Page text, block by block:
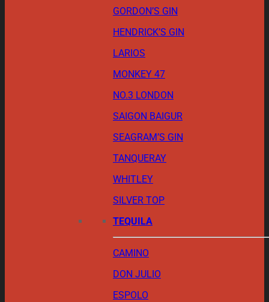
GORDON’S GIN
HENDRICK’S GIN
LARIOS
MONKEY 47
NO.3 LONDON
SAIGON BAIGUR
SEAGRAM’S GIN
TANQUERAY
WHITLEY
SILVER TOP
TEQUILA
CAMINO
DON JULIO
ESPOLO